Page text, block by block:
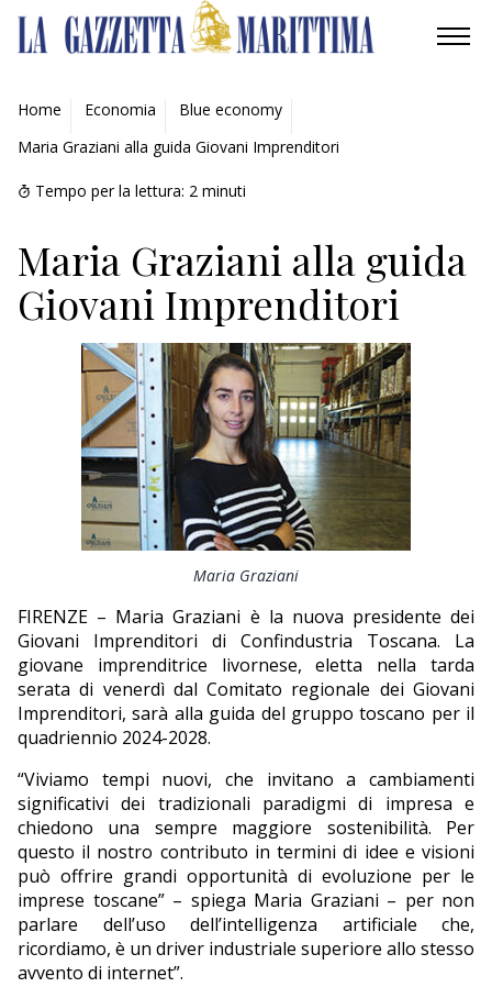
AMBIENTE
MOBILITÀ
INDUSTRIA
RICERCA
ECONOMIA
TURISMO
CULTURA
NAUTICA
EDITORIALI
Home Economia
Blue economy
Maria Graziani alla guida Giovani Imprenditori
Tempo per la lettura: 2 minuti
Maria Graziani alla guida
Giovani Imprenditori
Maria Graziani
FIRENZE – Maria Graziani è la nuova presidente dei
Giovani Imprenditori di Confindustria Toscana. La
giovane imprenditrice livornese, eletta nella tarda
serata di venerdì dal Comitato regionale dei Giovani
Imprenditori, sarà alla guida del gruppo toscano per il
quadriennio 2024-2028.
“Viviamo tempi nuovi, che invitano a cambiamenti
significativi dei tradizionali paradigmi di impresa e
chiedono una sempre maggiore sostenibilità. Per
questo il nostro contributo in termini di idee e visioni
può offrire grandi opportunità di evoluzione per le
imprese toscane” – spiega Maria Graziani – per non
parlare dell’uso dell’intelligenza artificiale che,
ricordiamo, è un driver industriale superiore allo stesso
avvento di internet”.